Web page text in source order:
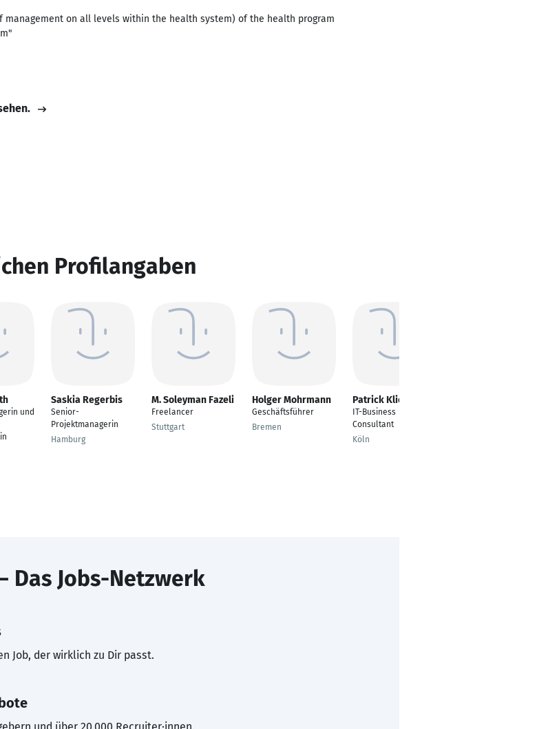
on all levels within the health system) of the health program
Profilangaben
und
Saskia Regerbis
Senior-
Projektmanagerin
Hamburg
M. Soleyman Fazeli
Freelancer
Stuttgart
Holger Mohrmann
Geschäftsführer
Bremen
Patrick Klieve
IT-Business
Consultant
Köln
Das Jobs-Netzwerk
Job, der wirklich zu Dir passt.